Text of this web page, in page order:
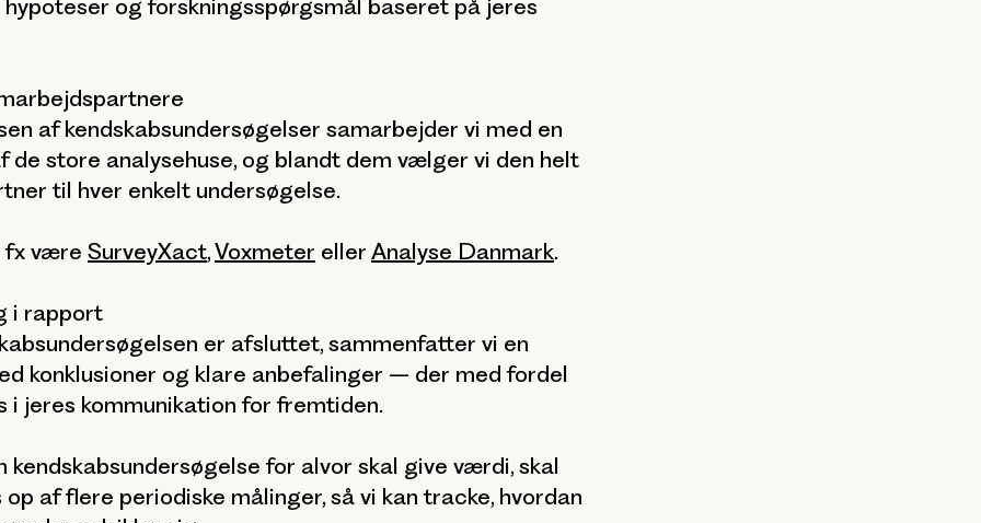
og forskningsspørgsmål baseret på jeres
af kendskabsundersøgelser samarbejder vi med en
de store analysehuse, og blandt dem vælger vi den helt
til hver enkelt undersøgelse.
fx væreSurveyXact,Voxmeter ellerAnalyse Danmark.
i rapport
er afsluttet, sammenfatter vi en
konklusioner og klare anbefalinger – der med fordel
i jeres kommunikation for fremtiden.
kendskabsundersøgelse for alvor skal give værdi, skal
af flere periodiske målinger, så vi kan tracke, hvordan